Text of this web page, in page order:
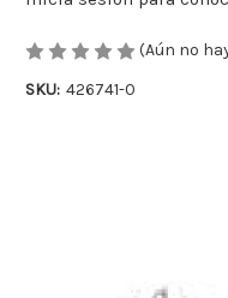
(Aún no
SKU: 426741-0